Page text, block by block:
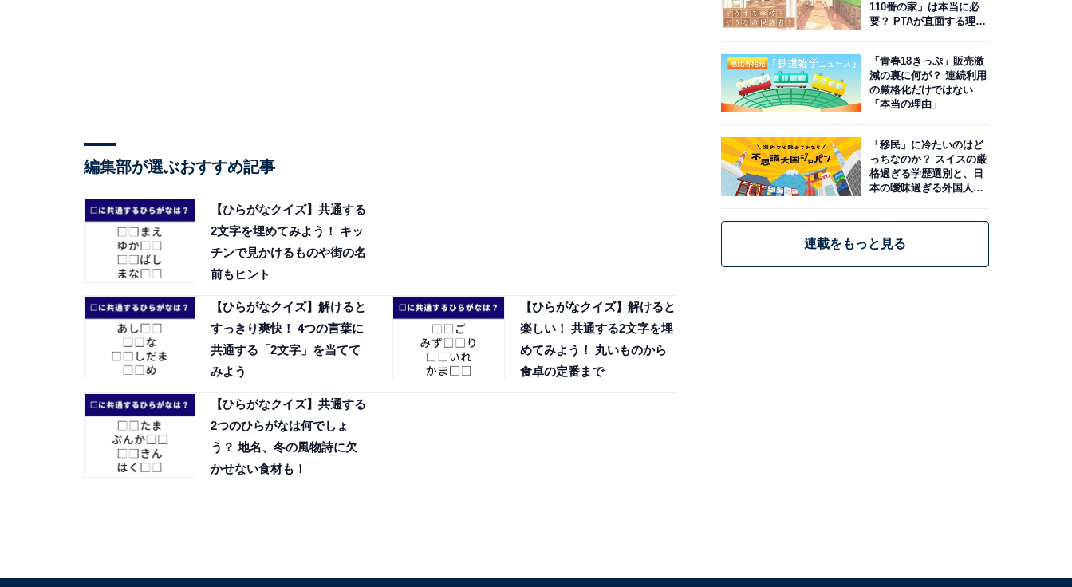
編集部が選ぶおすすめ記事
【ひらがなクイズ】共通する
2文字を埋めてみよう！ キッ
チンで見かけるものや街の名
前もヒント
【ひらがなクイズ】解けると
すっきり爽快！ 4つの言葉に
共通する「2文字」を当てて
みよう
【ひらがなクイズ】解けると
楽しい！ 共通する2文字を埋
めてみよう！ 丸いものから
食卓の定番まで
【ひらがなクイズ】共通する
2つのひらがなは何でしょ
う？ 地名、冬の風物詩に欠
かせない食材も！
110番の家」は本当に必
要？ PTAが直面する理想
「青春18きっぷ」販売激
減の裏に何が？ 連続利用
の厳格化だけではない
「本当の理由」
「移民」に冷たいのはど
っちなのか？ スイスの厳
格過ぎる学歴選別と、日
本の曖昧過ぎる外国人政
連載をもっと見る